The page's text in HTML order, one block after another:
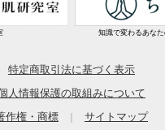
知識で変わるあな
特定商取引法に基づく表示
人情報保護の取組みについて
作権・商標
サイトマップ